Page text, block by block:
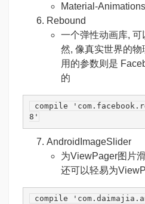
Material-
Rebound
一个弹性动画库,
然, 像真实世界的
用的参数则是
的
compile
8'
AndroidImageSlider
为ViewPager图片
还可以轻易为
compile